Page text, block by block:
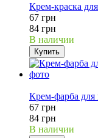
Крем-краска
67 грн
84 грн
В наличии
Купить
Крем-фарба для
67 грн
84 грн
В наличии